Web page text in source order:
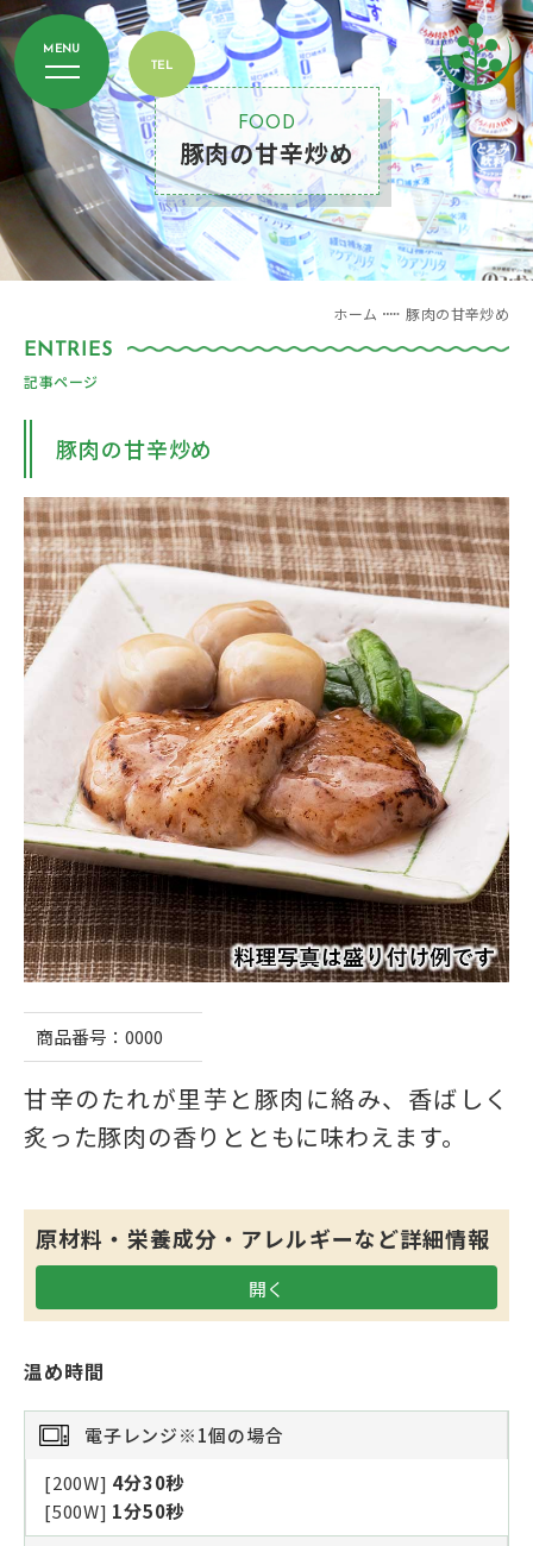
FOOD
豚肉の甘辛炒め
ホーム 豚肉の甘辛炒め
記事ページ
豚肉の甘辛炒め
商品番号： 0000
甘辛のたれが里芋と豚肉に絡み、香ばしく
炙った豚肉の香りとともに味わえます。
原材料・栄養成分・アレルギーなど詳細情報
温め時間
電子レンジ※1個の場合
[200W] 4分30秒
[500W] 1分50秒